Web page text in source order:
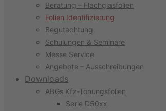
Beratung – Flachglasfolien
Folien Identifizierung
Begutachtung
Schulungen & Seminare
Messe Service
Angebote – Ausschreibungen
Downloads
ABGs Kfz-Tönungsfolien
Serie D50xx